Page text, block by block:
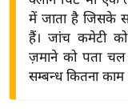
द्यो
में जाता है जिसके
हैं। जांच कमेटी
ज़माने को पता
सम्बन्ध कितना